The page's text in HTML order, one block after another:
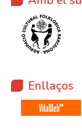
Enllaços